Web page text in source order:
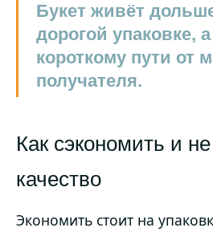
Букет живёт
дорогой упаковке,
короткому пути от
получателя.
Как сэкономить и
качество
Экономить стоит на